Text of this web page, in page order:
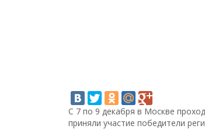
С 7 по 9 декабря в Москве
приняли участие победители